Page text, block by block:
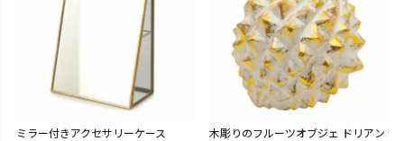
ミラー付きアクセサリーケース
木彫りのフルーツオブジェ ドリアン